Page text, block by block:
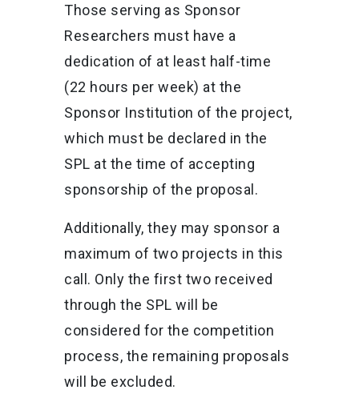
Those serving as Sponsor
Researchers must have a
dedication of at least half-time
(22 hours per week) at the
Sponsor Institution of the project,
which must be declared in the
SPL at the time of accepting
sponsorship of the proposal.
Additionally, they may sponsor a
maximum of two projects in this
call. Only the first two received
through the SPL will be
considered for the competition
process, the remaining proposals
will be excluded.